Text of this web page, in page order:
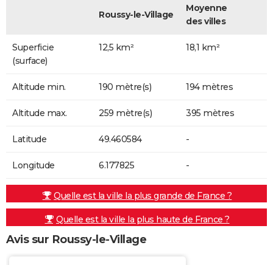
Roussy-le-Village
Moyenne
des villes
Superficie
(surface)
12,5 km² 18,1 km²
Altitude min. 190 mètre(s) 194 mètres
Altitude max. 259 mètre(s) 395 mètres
Latitude 49.460584 -
Longitude 6.177825 -
Quelle est la ville la plus grande de France ?
Quelle est la ville la plus haute de France ?
Avis sur Roussy-le-Village